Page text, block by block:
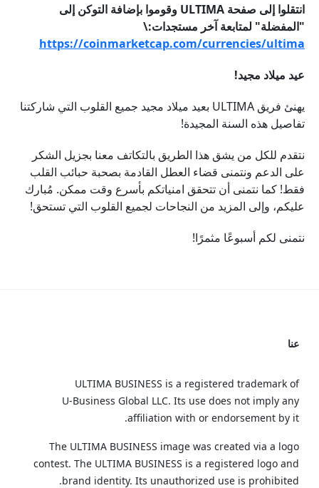
انتقلوا إلى صفحة ULTIMA وقوموا بإضافة التوكن إلى
"المفضلة" لمتابعة آخر مستجدات:\
https://coinmarketcap.com/currencies/ultima
عيد ميلاد مجيد!
يهنئ فريق ULTIMA بعيد ميلاد مجيد جميع القلوب التي شاركتنا
تفاصيل هذه السنة المجيدة!
نتقدم للكل من يشق هذا الطريق بالتكاتف معنا بجزيل الشكر
على الدعم ونتمنى قضاء العطل القادمة بصحبة حبائب القلب
فقط! كما نتمنى أن تتحقق امنياتكم بأسرع وقت ممكن. مُبارك
عليكم، وإلى المزيد من النجاحات لجميع القلوب التي تستحق!
نتمنى لكم أسبوعًا مثمرًا!
عنا
ULTIMA BUSINESS is a registered trademark of
U‑Business Global LLC. Its use does not imply any
affiliation with or endorsement by it.
The ULTIMA BUSINESS image was created via a logo
contest. The ULTIMA BUSINESS is a registered logo and
brand identity. Its unauthorized use is prohibited.